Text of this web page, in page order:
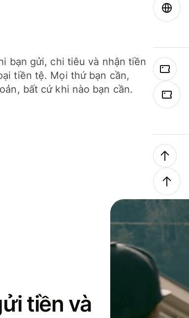
bạn gửi, chi tiêu và nhận tiền
tiền tệ. Mọi thứ bạn cần,
bất cứ khi nào bạn cần.
tiền và